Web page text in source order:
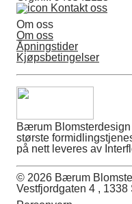
Kontakt oss
Om oss
Om oss
Åpningstider
Kjøpsbetingelser
Bærum
største
på nett leveres av
© 2026 Bærum
Vestfjordgaten 4 , 1338